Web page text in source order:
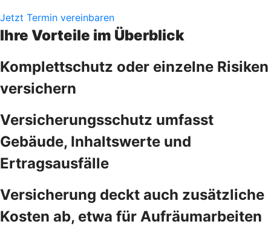
Jetzt Termin vereinbaren
Ihre Vorteile im Überblick
Komplettschutz oder einzelne Risiken
versichern
Versicherungsschutz umfasst
Gebäude, Inhaltswerte und
Ertragsausfälle
Versicherung deckt auch zusätzliche
Kosten ab, etwa für Aufräumarbeiten